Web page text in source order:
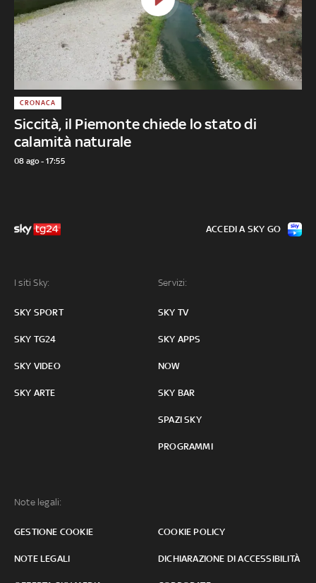
Siccità, il Piemonte chiede lo stato di
calamità naturale
CRONACA
08 ago - 17:55
I siti Sky:
SKY SPORT
SKY TG24
SKY VIDEO
SKY ARTE
Servizi:
SKY TV
SKY APPS
NOW
SKY BAR
SPAZI SKY
PROGRAMMI
Note legali:
GESTIONE COOKIE COOKIE POLICY
NOTE LEGALI DICHIARAZIONE DI ACCESSIBILITÀ
ACCEDI A SKY GO